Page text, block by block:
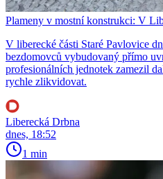
Plameny v mostní konstrukci: V
V liberecké části Staré Pavlovice
bezdomovců vybudovaný přímo
profesionálních jednotek zamezil
rychle zlikvidovat.
Liberecká Drbna
dnes, 18:52
1 min